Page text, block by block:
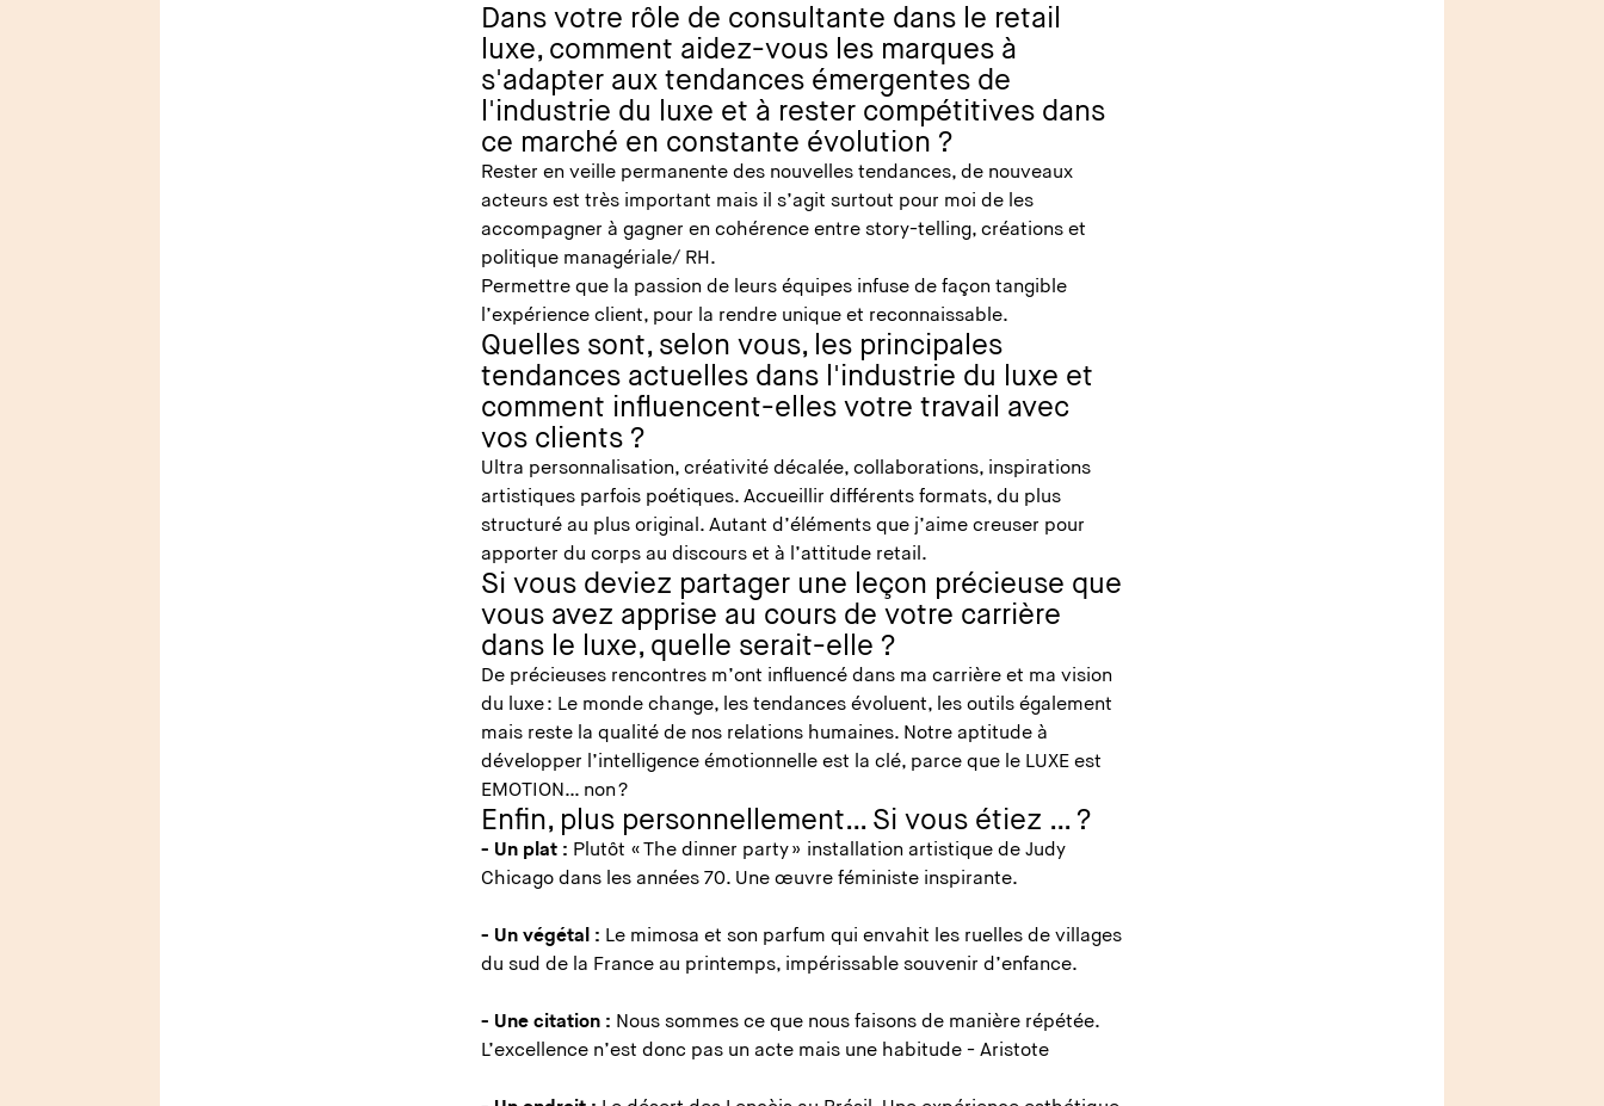
Dans votre rôle de consultante dans le retail
luxe, comment aidez-vous les marques à
s'adapter aux tendances émergentes de
l'industrie du luxe et à rester compétitives dans
ce marché en constante évolution ?
Rester en veille permanente des nouvelles tendances, de nouveaux
acteurs est très important mais il s’agit surtout pour moi de les
accompagner à gagner en cohérence entre story-telling, créations et
politique managériale/ RH.
Permettre que la passion de leurs équipes infuse de façon tangible
l’expérience client, pour la rendre unique et reconnaissable.
Quelles sont, selon vous, les principales
tendances actuelles dans l'industrie du luxe et
comment influencent-elles votre travail avec
vos clients ?
Ultra personnalisation, créativité décalée, collaborations, inspirations
artistiques parfois poétiques. Accueillir différents formats, du plus
structuré au plus original. Autant d’éléments que j’aime creuser pour
apporter du corps au discours et à l’attitude retail.
Si vous deviez partager une leçon précieuse que
vous avez apprise au cours de votre carrière
dans le luxe, quelle serait-elle ?
De précieuses rencontres m’ont influencé dans ma carrière et ma vision
du luxe : Le monde change, les tendances évoluent, les outils également
mais reste la qualité de nos relations humaines. Notre aptitude à
développer l’intelligence émotionnelle est la clé, parce que le LUXE est
EMOTION… non ?
Enfin, plus personnellement… Si vous étiez … ?
- Un plat : Plutôt « The dinner party » installation artistique de Judy
Chicago dans les années 70. Une œuvre féministe inspirante.
- Un végétal : Le mimosa et son parfum qui envahit les ruelles de villages
du sud de la France au printemps, impérissable souvenir d’enfance.
- Une citation : Nous sommes ce que nous faisons de manière répétée.
L’excellence n’est donc pas un acte mais une habitude - Aristote